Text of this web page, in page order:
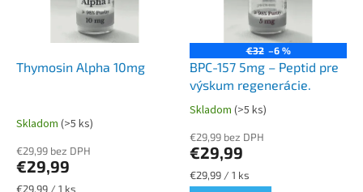
Thymosin Alpha 10mg
Skladom (>5 ks)
€29,99 bez DPH
€29,99
Jednotková
€29,99 / 1 ks
€32 –6 %
BPC-157 5mg – Peptid pre
výskum regenerácie.
Priemerné
produktu
je
4,8
Skladom (>5 ks)
€29,99 bez DPH
€29,99
Jednotková
cena:
€29,99 / 1 ks